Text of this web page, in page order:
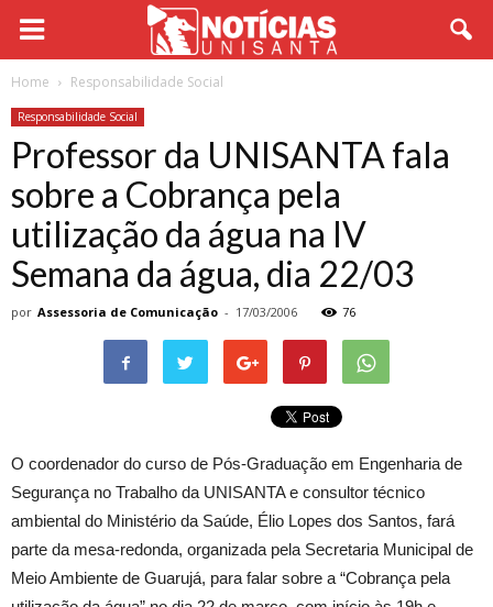
Home Responsabilidade Social
Responsabilidade Social
Professor da UNISANTA fala
sobre a Cobrança pela
utilização da água na IV
Semana da água, dia 22/03
por Assessoria de Comunicação - 17/03/2006 76
O coordenador do curso de Pós-Graduação em Engenharia de
Segurança no Trabalho da UNISANTA e consultor técnico
ambiental do Ministério da Saúde, Élio Lopes dos Santos, fará
parte da mesa-redonda, organizada pela Secretaria Municipal de
Meio Ambiente de Guarujá, para falar sobre a “Cobrança pela